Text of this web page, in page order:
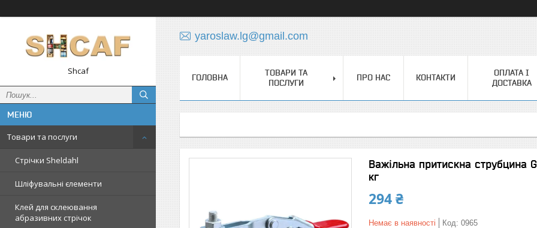
Shcaf
Товари та послуги
Стрічки Sheldahl
Шліфувальні єлементи
Клей для склеювання
абразивних стрічок
yaroslaw.lg@gmail.com
ГОЛОВНА
ТОВАРИ ТА
ПОСЛУГИ
ПРО НАС КОНТАКТИ
ОПЛАТА І
ДОСТАВКА
Важільна притискна струбцина
кг
294 ₴
Немає в наявності Код: 0965